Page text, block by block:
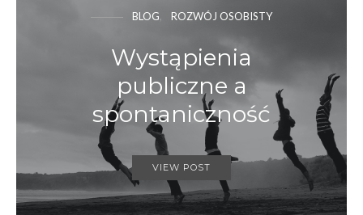
BLOG ROZWÓJ OSOBISTY
Wystąpienia
publiczne a
spontaniczność
VIEW POST